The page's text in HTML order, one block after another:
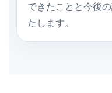
できたことと今後
たします。